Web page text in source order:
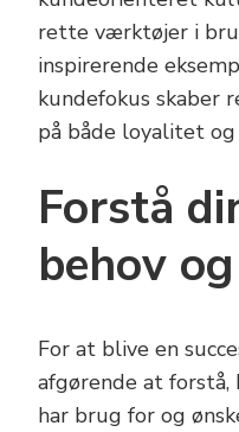
rette værktøjer i
inspirerende
kundefokus skaber
på både loyalitet
Forstå
behov
For at blive en
afgørende at
har brug for og